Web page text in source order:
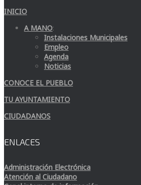
INICIO
A MANO:
Instalaciones Municipales
Empleo
Agenda
Noticias
CONOCE EL PUEBLO
TU AYUNTAMIENTO
CIUDADANOS
ENLACES
Administración Electrónica
Atención al Ciudadano